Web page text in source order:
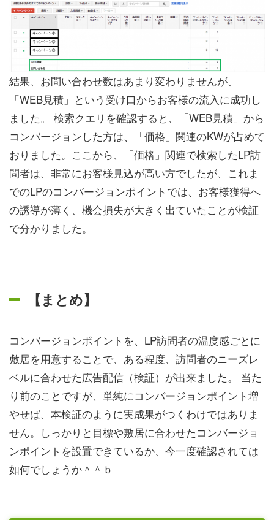
結果、お問い合わせ数はあまり変わりませんが、
「WEB見積」という受け口からお客様の流入に成功し
ました。 検索クエリを確認すると、「WEB見積」から
コンバージョンした方は、「価格」関連のKWが占めて
おりました。ここから、「価格」関連で検索したLP訪
問者は、非常にお客様見込が高い方でしたが、これま
でのLPのコンバージョンポイントでは、お客様獲得へ
の誘導が薄く、機会損失が大きく出ていたことが検証
で分かりました。
【まとめ】
コンバージョンポイントを、LP訪問者の温度感ごとに
敷居を用意することで、ある程度、訪問者のニーズレ
ベルに合わせた広告配信（検証）が出来ました。 当た
り前のことですが、単純にコンバージョンポイント増
やせば、本検証のように実成果がつくわけではありま
せん。しっかりと目標や敷居に合わせたコンバージョ
ンポイントを設置できているか、今一度確認されては
如何でしょうか＾＾ｂ